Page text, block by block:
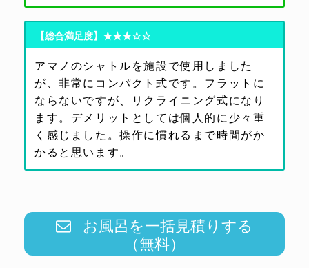
【総合満足度】★★★☆☆
アマノのシャトルを施設で使用しました
が、非常にコンパクト式です。フラットに
ならないですが、リクライニング式になり
ます。デメリットとしては個人的に少々重
く感じました。操作に慣れるまで時間がか
かると思います。
お風呂を一括見積りする
（無料）